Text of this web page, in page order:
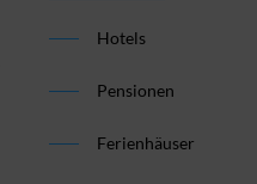
Hotels
Pensionen
Ferienhäuser